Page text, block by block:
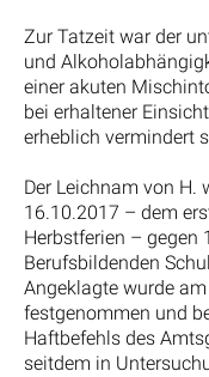
Zur Tatzeit war der
und
einer akuten
bei erhaltener
erheblich vermindert
Der Leichnam von H.
16.10.2017 – dem
Herbstferien – gegen
Berufsbildenden
Angeklagte wurde
festgenommen und
Haftbefehls des
seitdem in